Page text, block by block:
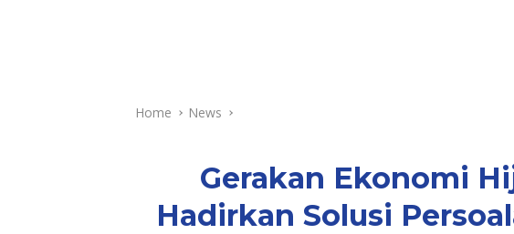
Home News
Gerakan Ekonomi
Hadirkan Solusi